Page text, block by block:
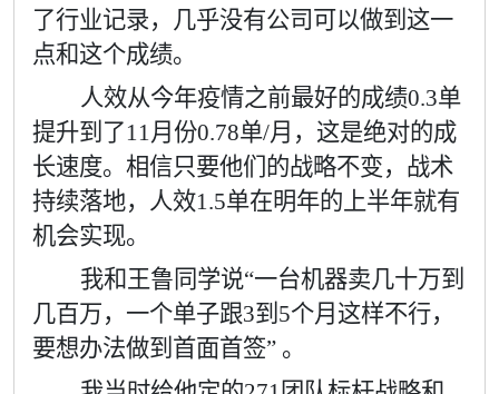
了行业记录，几乎没有公司可以做到这一
点和这个成绩。
人效从今年疫情之前最好的成绩0.3单
提升到了11月份0.78单/月，这是绝对的成
长速度。相信只要他们的战略不变，战术
持续落地，人效1.5单在明年的上半年就有
机会实现。
我和王鲁同学说“一台机器卖几十万到
几百万，一个单子跟3到 5个月这样不行，
要想办法做到首面首签” 。